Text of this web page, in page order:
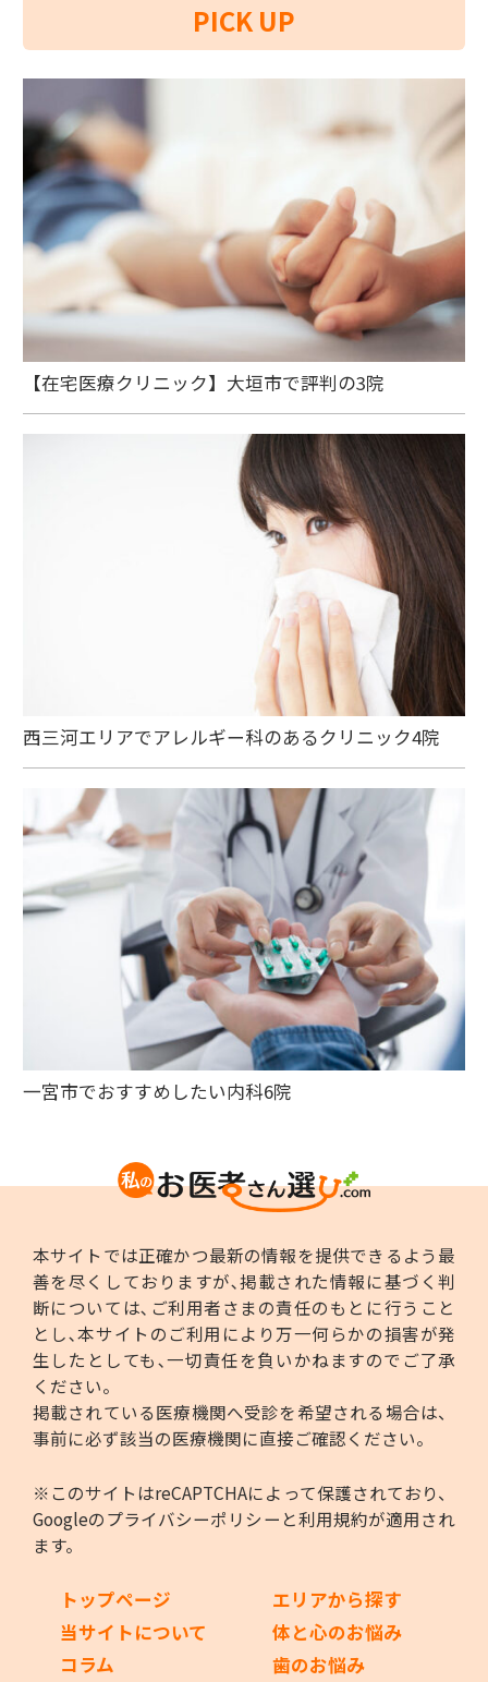
PICK UP
【在宅医療クリニック】大垣市で評判の3院
西三河エリアでアレルギー科のあるクリニック4院
一宮市でおすすめしたい内科6院
本サイトでは正確かつ最新の情報を提供できるよう最
善を尽くしておりますが､掲載された情報に基づく判
断については､ご利用者さまの責任のもとに行うこと
とし､本サイトのご利用により万一何らかの損害が発
生したとしても､一切責任を負いかねますのでご了承
ください。
掲載されている医療機関へ受診を希望される場合は、
事前に必ず該当の医療機関に直接ご確認ください。
※このサイトはreCAPTCHAによって保護されており、
Googleのプライバシーポリシー と利用規約が適用され
ます。
トップページ
当サイトについて
コラム
エリアから探す
体と心のお悩み
歯のお悩み